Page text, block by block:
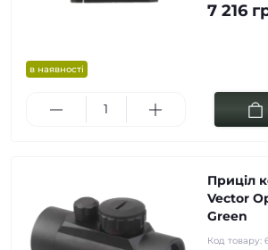
в наявності
7 216
Приціл
Vector
Green
Код товару: